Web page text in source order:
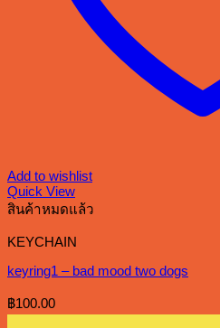
Add to wishlist
Quick View
สินค้าหมดแล้ว
KEYCHAIN
keyring1 – bad mood two dogs
฿100.00